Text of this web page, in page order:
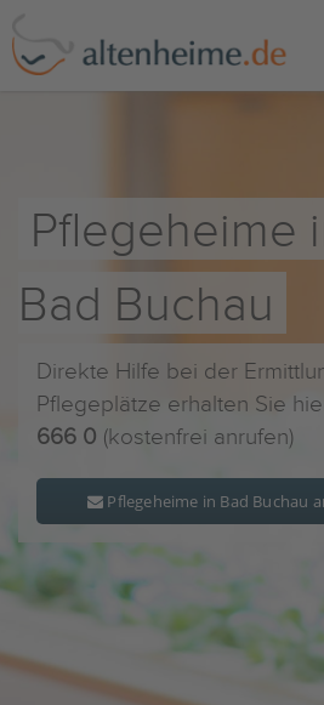
Pflegeheime
Bad Buchau
Direkte Hilfe bei der
Pflegeplätze erhalten Sie
666 0 (kostenfrei anrufen)
Pflegeheime in Bad Buchau